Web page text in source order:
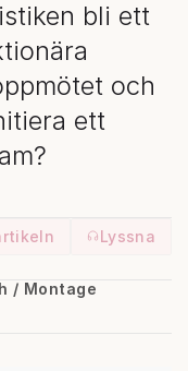
bli ett
och
ett
Lyssna
/ Montage